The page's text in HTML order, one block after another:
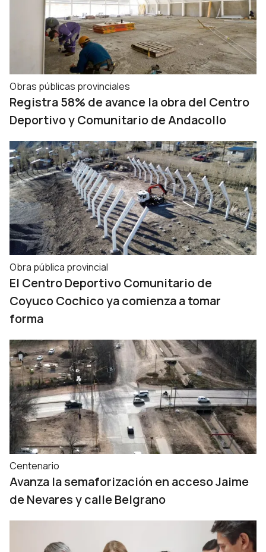
Obras públicas provinciales
Registra 58% de avance la obra del Centro
Deportivo y Comunitario de Andacollo
Obra pública provincial
El Centro Deportivo Comunitario de
Coyuco Cochico ya comienza a tomar
forma
Centenario
Avanza la semaforización en acceso Jaime
de Nevares y calle Belgrano